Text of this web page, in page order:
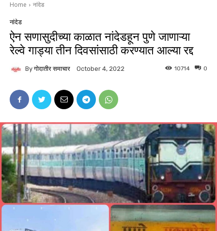
Home नांदेड
नांदेड
ऐन सणासुदीच्या काळात नांदेडहून पुणे जाणाऱ्या
रेल्वे गाड्या तीन दिवसांसाठी करण्यात आल्या रद्द
By गोदातीर समाचार October 4, 2022 0
10714